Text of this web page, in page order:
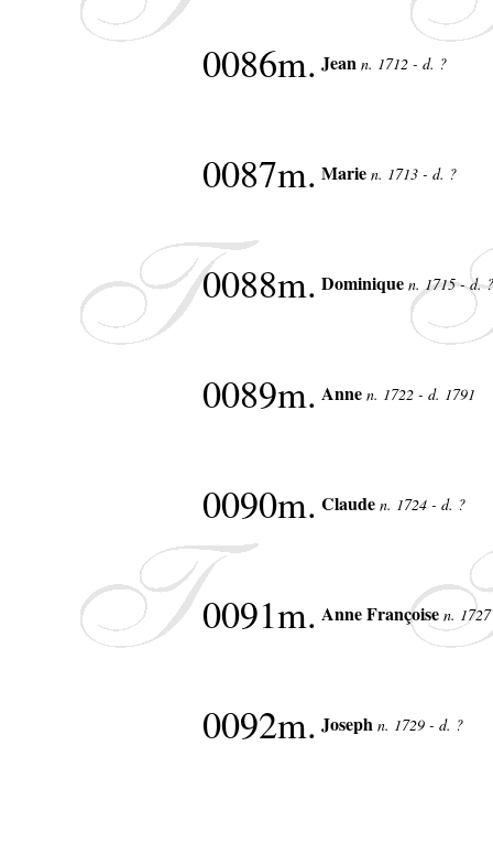
0086m. Jean n. 1712 - d. ?
0087m. Marie n. 1713 - d. ?
0088m. Dominique n. 1715 - d. ?
0089m. Anne n. 1722 - d. 1791
0090m. Claude n. 1724 - d. ?
0091m. Anne Françoise n.
0092m. Joseph n. 1729 - d. ?